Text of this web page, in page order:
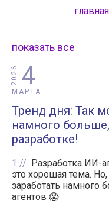
главная
показать все
4
МАРТА
2026
Тренд дня: Так
намного
разработке!
1
Разработка ИИ-
это хорошая тема.
заработать намного
агентов 😱